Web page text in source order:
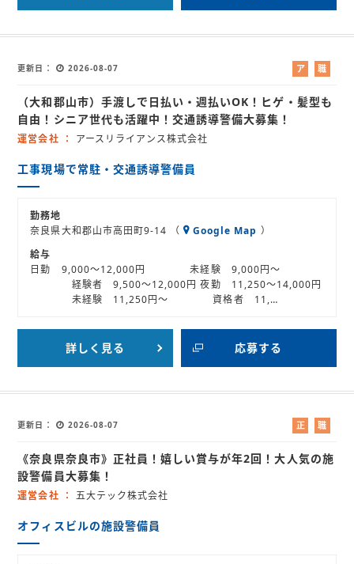
更新日 2026-08-07
ア
バ
職
紹
（大和郡山市）手渡しで日払い・週払いOK！ヒゲ・髪型も
自由！シニア世代も活躍中！交通誘導警備大募集！
運営会社 アースリライアンス株式会社
工事現場で常駐・交通誘導警備員
勤務地
奈良県大和郡山市高田町9-14 （
Google Map ）
給与
日勤 9,000～12,000円 未経験 9,000円～
経験者 9,500～12,000円 夜勤 11,250～14,000円
未経験 11,250円～ 資格者 11,…
詳しく見る 応募する
更新日 2026-08-07
正
員
職
紹
《奈良県奈良市》正社員！嬉しい賞与が年2回！大人気の施
設警備員大募集！
運営会社 五大テック株式会社
オフィスビルの施設警備員